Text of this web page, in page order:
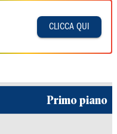
CLICCA QUI
Primo piano